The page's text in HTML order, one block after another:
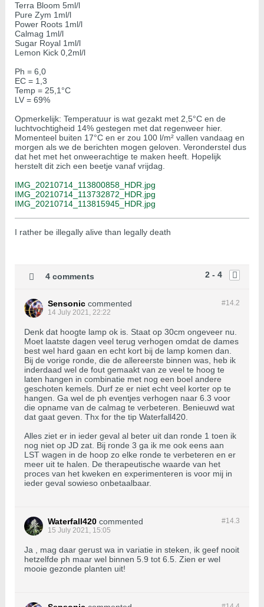
Terra Bloom 5ml/l
Pure Zym 1ml/l
Power Roots 1ml/l
Calmag 1ml/l
Sugar Royal 1ml/l
Lemon Kick 0,2ml/l
Ph = 6,0
EC = 1,3
Temp = 25,1°C
LV = 69%
Opmerkelijk: Temperatuur is wat gezakt met 2,5°C en de
luchtvochtigheid 14% gestegen met dat regenweer hier.
Momenteel buiten 17°C en er zou 100 l/m² vallen vandaag en
morgen als we de berichten mogen geloven. Veronderstel dus
dat het met het onweerachtige te maken heeft. Hopelijk
herstelt dit zich een beetje vanaf vrijdag.
IMG_20210714_113800858_HDR.jpg
IMG_20210714_113732872_HDR.jpg
IMG_20210714_113815945_HDR.jpg
I rather be illegally alive than legally death
2 - 4
4 comments
#14.2
Sensonic commented
14 July 2021, 22:22
Denk dat hoogte lamp ok is. Staat op 30cm ongeveer nu.
Moet laatste dagen veel terug verhogen omdat de dames
best wel hard gaan en echt kort bij de lamp komen dan.
Bij de vorige ronde, die de allereerste binnen was, heb ik
inderdaad wel de fout gemaakt van ze veel te hoog te
laten hangen in combinatie met nog een boel andere
geschoten kemels. Durf ze er niet echt veel korter op te
hangen. Ga wel de ph eventjes verhogen naar 6.3 voor
die opname van de calmag te verbeteren. Benieuwd wat
dat gaat geven. Thx for the tip Waterfall420.
Alles ziet er in ieder geval al beter uit dan ronde 1 toen ik
nog niet op JD zat. Bij ronde 3 ga ik me ook eens aan
LST wagen in de hoop zo elke ronde te verbeteren en er
meer uit te halen. De therapeutische waarde van het
proces van het kweken en experimenteren is voor mij in
ieder geval sowieso onbetaalbaar.
#14.3
Waterfall420 commented
15 July 2021, 15:05
Ja , mag daar gerust wa in variatie in steken, ik geef nooit
hetzelfde ph maar wel binnen 5.9 tot 6.5. Zien er wel
mooie gezonde planten uit!